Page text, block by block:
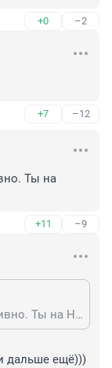
+0 –2
+7 –12
Ты на
+11 –9
Пока ТУ95 и 160, причем очень активно. Ты на Неокоме наверняка ночью слышал
дальше ещё)))